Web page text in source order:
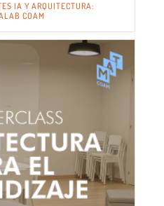
IA Y ARQUITECTURA:
COAM